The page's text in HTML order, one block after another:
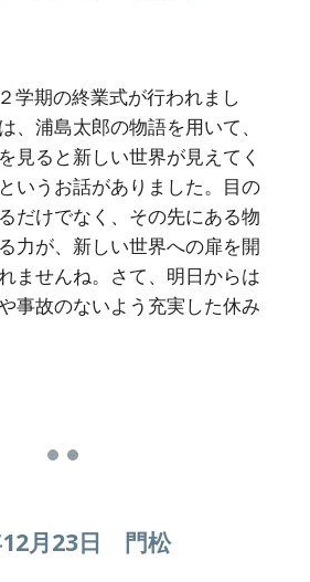
学期の終業式が行われまし
、浦島太郎の物語を用いて、
見ると新しい世界が見えてく
いうお話がありました。目の
だけでなく、その先にある物
力が、新しい世界への扉を開
ませんね。さて、明日からは
事故のないよう充実した休み
12月23日 門松